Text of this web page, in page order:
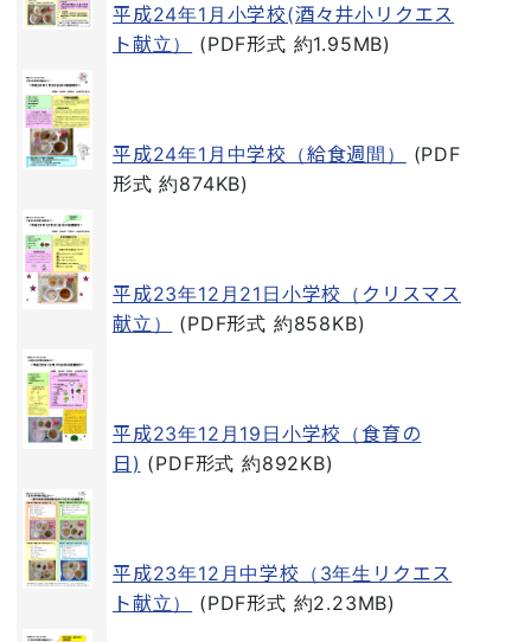
平成24年1月小学校(酒々井小リクエス
ト献立）
(PDF形式 約1.95MB)
平成24年1月中学校（給食週間）
(PDF
形式 約874KB)
平成23年12月21日小学校（クリスマス
献立）
(PDF形式 約858KB)
平成23年12月19日小学校（食育の
日) (PDF形式 約892KB)
平成23年12月中学校（3年生リクエス
ト献立）
(PDF形式 約2.23MB)